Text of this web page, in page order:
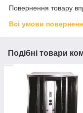
Повернення товару
Всі умови
Подібні товари